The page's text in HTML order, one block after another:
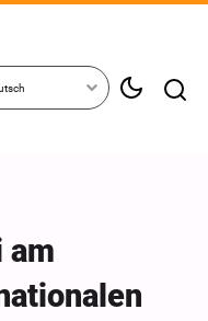
am